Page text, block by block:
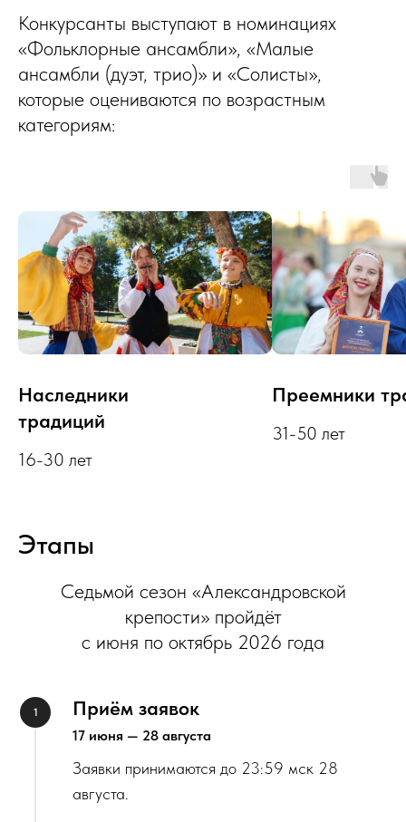
Конкурсанты выступают в номинациях
«Фольклорные ансамбли», «Малые
ансамбли (дуэт, трио)» и «Солисты»,
которые оцениваются по возрастным
категориям:
Наследники
традиций
16-30 лет
Преемники
31-50 лет
Этапы
Седьмой сезон «Александровской
крепости» пройдёт
с июня по октябрь 2026 года
Приём заявок
17 июня — 28 августа
Заявки принимаются до 23:59 мск 28
августа.